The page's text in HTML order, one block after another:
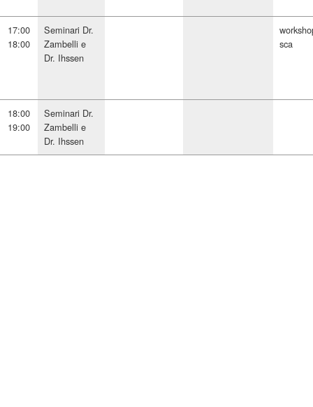
17:00
18:00
Seminari Dr.
Zambelli e
Dr. Ihssen
sca
18:00
19:00
Seminari Dr.
Zambelli e
Dr. Ihssen